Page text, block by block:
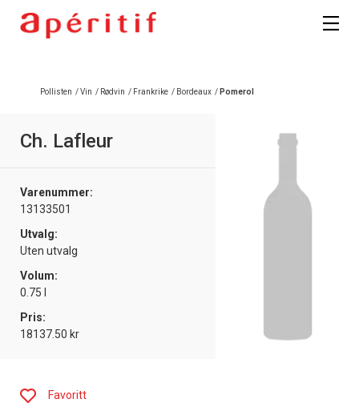
Pollisten /Vin / Rødvin / Frankrike / Bordeaux / Pomerol
Ch. Lafleur
Varenummer:
13133501
Utvalg:
Uten utvalg
Volum:
0.75 l
Pris:
18137.50 kr
Favoritt